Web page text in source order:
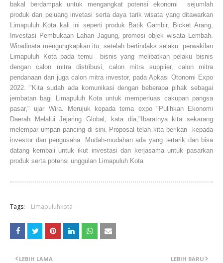
bakal berdampak untuk mengangkat potensi ekonomi sejumlah
produk dan peluang invetasi serta daya tarik wisata yang ditawarkan
Limapuluh Kota kali ini seperti produk Batik Gambir, Bicket Arang,
Investasi Pembukaan Lahan Jagung, promosi objek wisata Lembah.
Wiradinata mengungkapkan itu, setelah bertindaks selaku perwakilan
Limapuluh Kota pada temu bisnis yang melibatkan pelaku bisnis
dengan calon mitra distribusi, calon mitra supplier, calon mitra
pendanaan dan juga calon mitra investor, pada Apkasi Otonomi Expo
2022. "Kita sudah ada komunikasi dengan beberapa pihak sebagai
jembatan bagi Limapuluh Kota untuk memperluas cakupan pangsa
pasar," ujar Wira. Merujuk kepada tema expo "Pulihkan Ekonomi
Daerah Melalui Jejaring Global, kata dia,"Ibaratnya kita sekarang
melempar umpan pancing di sini. Proposal telah kita berikan kepada
investor dan pengusaha. Mudah-mudahan ada yang tertarik dan bisa
datang kembali untuk ikut investasi dan kerjasama untuk pasarkan
produk serta potensi unggulan Limapuluh Kota
Tags: Limapuluhkota
LEBIH BARU
LEBIH LAMA